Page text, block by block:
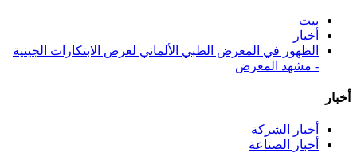
بيت
أخبار
الظهور في المعرض الطبي الألماني لعرض الابتكارات الجينية
- مشهد المعرض
أخبار
أخبار الشركة
أخبار الصناعة